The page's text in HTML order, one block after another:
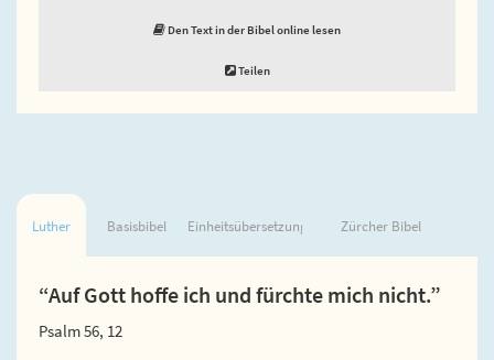
Den Text in der Bibel online lesen
Teilen
Luther Basisbibel Einheitsübersetzung Zürcher Bibel
“Auf Gott hoffe ich und fürchte mich nicht.”
Psalm 56, 12